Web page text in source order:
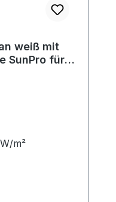
weiß mit
SunPro für
m²